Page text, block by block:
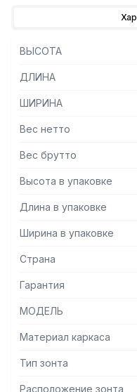
Кроме того, зонт
оборудование
защищает сотрудников
Особенности:
— Вытяжной
— Материал:
— С лабиринтными
ВЫСОТА
ДЛИНА
ШИРИНА
Вес нетто
Вес брутто
Высота в упаковке
Длина в упаковке
Ширина в упаковке
Страна
Гарантия
МОДЕЛЬ
Материал каркаса
Тип зонта
Расположение зонта